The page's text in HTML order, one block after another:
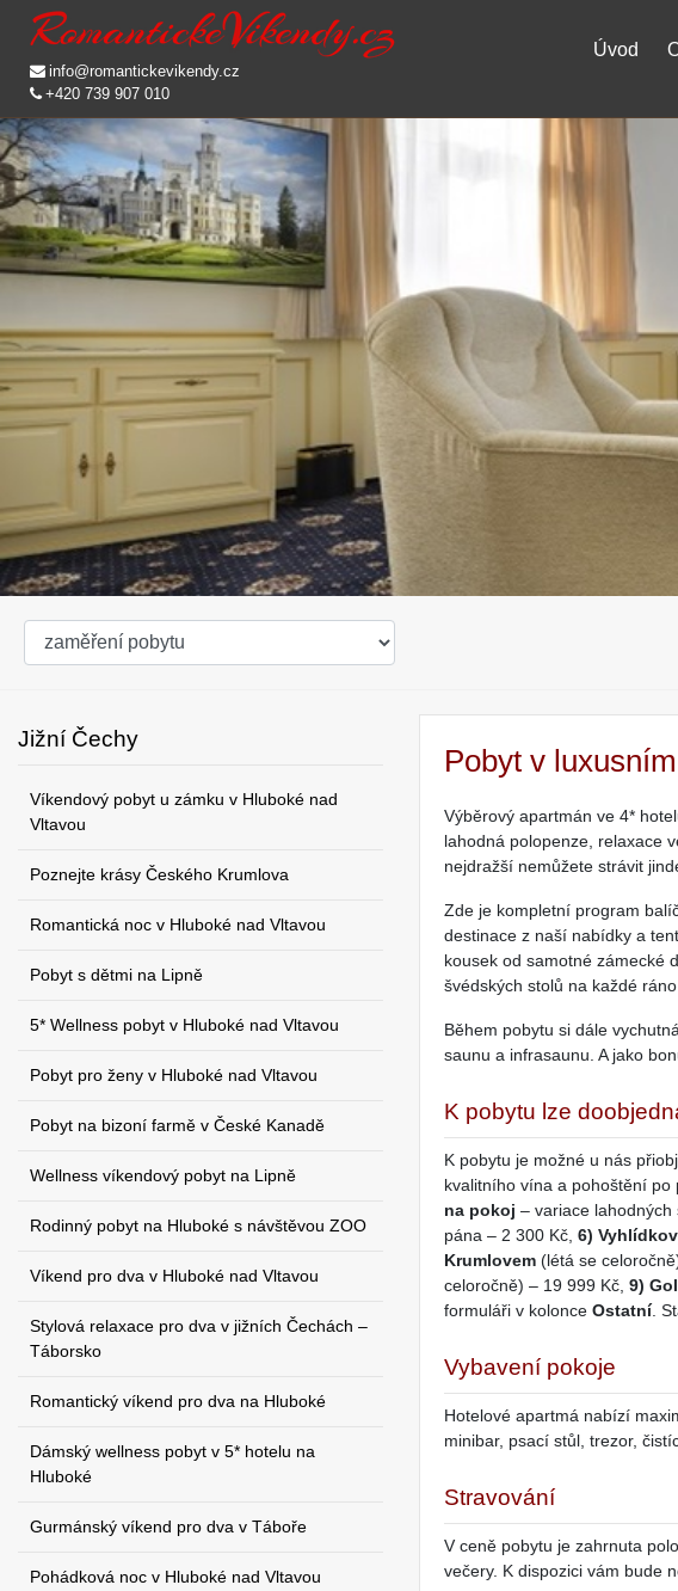
info@romantickevikendy.cz
+420 739 907 010
Úvod
Jižní Čechy
Víkendový pobyt u zámku v Hluboké nad
Vltavou
Poznejte krásy Českého Krumlova
Romantická noc v Hluboké nad Vltavou
Pobyt s dětmi na Lipně
5* Wellness pobyt v Hluboké nad Vltavou
Pobyt pro ženy v Hluboké nad Vltavou
Pobyt na bizoní farmě v České Kanadě
Wellness víkendový pobyt na Lipně
Rodinný pobyt na Hluboké s návštěvou ZOO
Víkend pro dva v Hluboké nad Vltavou
Stylová relaxace pro dva v jižních Čechách –
Táborsko
Romantický víkend pro dva na Hluboké
Dámský wellness pobyt v 5* hotelu na
Hluboké
Gurmánský víkend pro dva v Táboře
Pohádková noc v Hluboké nad Vltavou
Pobyt v
Výběrový apartmán ve 4*
lahodná polopenze, relaxace
nejdražší nemůžete strávit
Zde je kompletní program
destinace z naší nabídky a
kousek od samotné zámecké
švédských stolů na každé
Během pobytu si dále
saunu a infrasaunu. A jako
K pobytu lze
K pobytu je možné u nás
kvalitního vína a pohoštění po
na pokoj – variace
pána – 2 300 Kč, 6)
Krumlovem (létá se
celoročně) – 19 999 Kč, 9)
formuláři v kolonce Ostatní.
Vybavení pokoje
Hotelové apartmá nabízí
minibar, psací stůl, trezor,
Stravování
V ceně pobytu je zahrnuta
večery. K dispozici vám bude